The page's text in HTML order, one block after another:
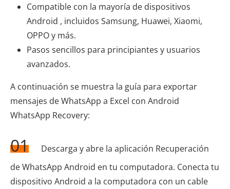
Compatible con la mayoría de dispositivos
Android , incluidos Samsung, Huawei, Xiaomi,
OPPO y más.
Pasos sencillos para principiantes y usuarios
avanzados.
A continuación se muestra la guía para exportar
mensajes de WhatsApp a Excel con Android
WhatsApp Recovery:
01
Descarga y abre la aplicación Recuperación
de WhatsApp Android en tu computadora. Conecta tu
dispositivo Android a la computadora con un cable